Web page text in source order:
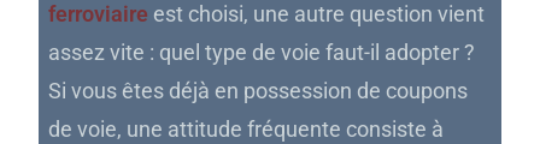
ferroviaire est choisi, une autre question vient
assez vite : quel type de voie faut-il adopter ?
Si vous êtes déjà en possession de coupons
de voie, une attitude fréquente consiste à